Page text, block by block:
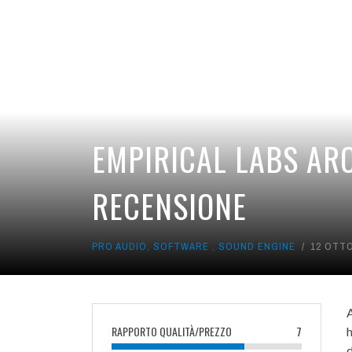
EMPIRICAL LABS
RECENSIONE
PRO AUDIO, SOFTWARE , SOUND ENGINE 12
RAPPORTO QUALITÀ/PREZZO 7